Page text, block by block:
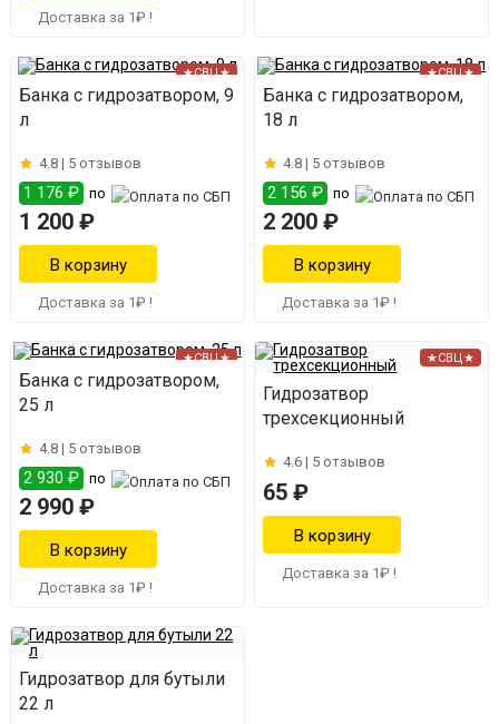
Доставка за 1₽ !
★СВЦ★
Банка с гидрозатвором, 9
л
4.8 | 5 отзывов
1 176 ₽ по
1 200 ₽
Доставка за 1₽ !
★СВЦ★
Банка с гидрозатвором,
18 л
4.8 | 5 отзывов
2 156 ₽ по
2 200 ₽
Доставка за 1₽ !
★СВЦ★
Банка с гидрозатвором,
25 л
4.8 | 5 отзывов
2 930 ₽ по
2 990 ₽
Доставка за 1₽ !
★СВЦ★
Гидрозатвор
трехсекционный
4.6 | 5 отзывов
65 ₽
Доставка за 1₽ !
Гидрозатвор для бутыли
22 л